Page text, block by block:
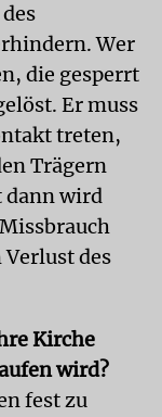
Wer
die gesperrt
Er muss
treten,
Trägern
dann wird
des
Kirche
wird?
fest zu